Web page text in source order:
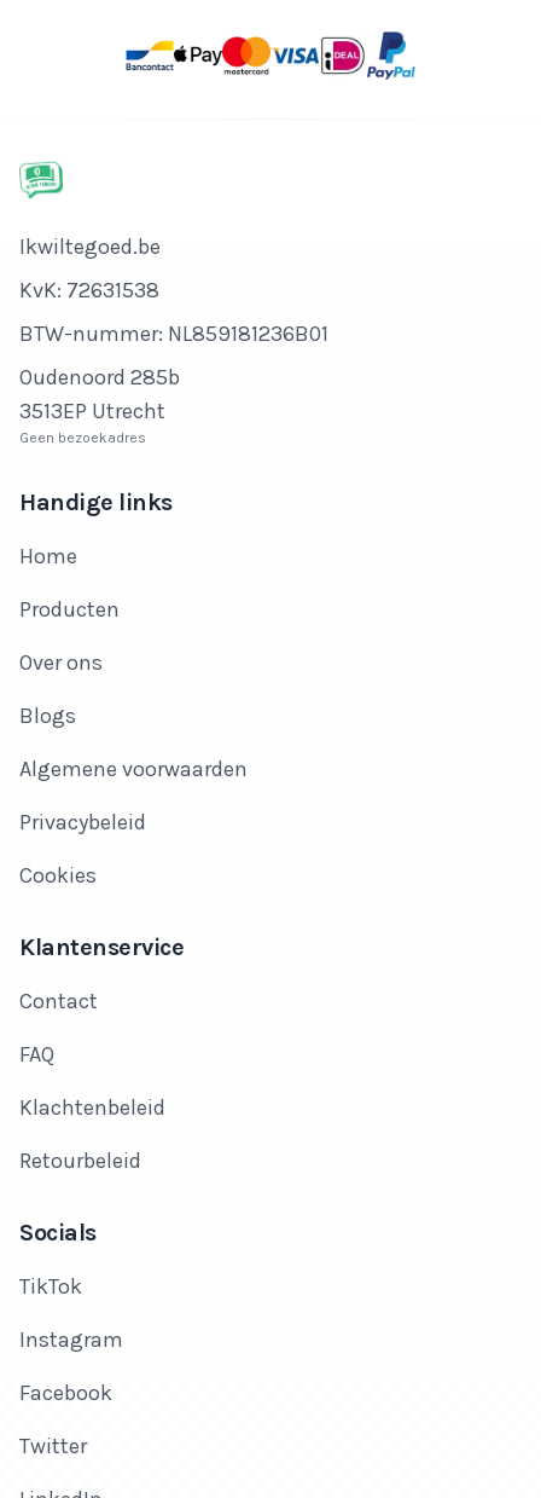
Bedrijfsnaam
Ikwiltegoed.be
KvK-nummer
KvK: 72631538
Btw-nummer
BTW-nummer: NL859181236B01
Adres
Oudenoord 285b
3513EP Utrecht
Geen bezoekadres
Handige links
Home
Producten
Over ons
Blogs
Algemene voorwaarden
Privacybeleid
Cookies
Klantenservice
Contact
FAQ
Klachtenbeleid
Retourbeleid
Socials
TikTok
Instagram
Facebook
Twitter